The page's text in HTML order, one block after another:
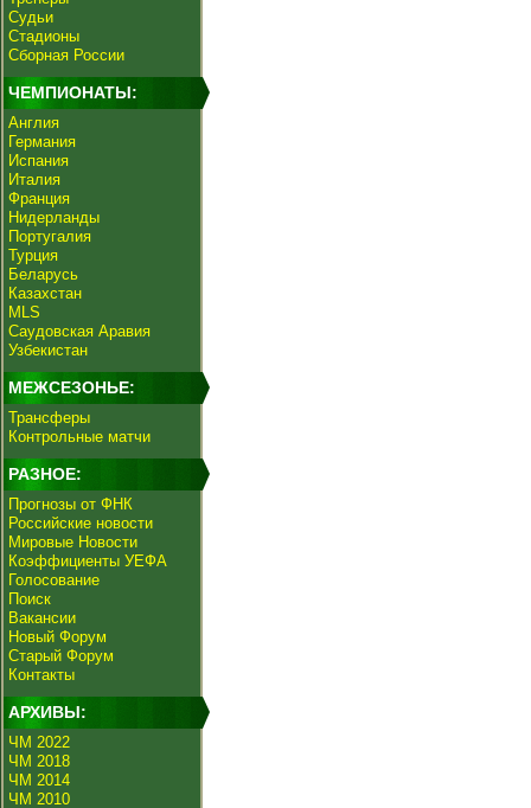
Судьи
Стадионы
Сборная России
ЧЕМПИОНАТЫ:
Англия
Германия
Испания
Италия
Франция
Нидерланды
Португалия
Турция
Беларусь
Казахстан
MLS
Саудовская Аравия
Узбекистан
МЕЖСЕЗОНЬЕ:
Трансферы
Контрольные матчи
РАЗНОЕ:
Прогнозы от ФНК
Российские новости
Мировые Новости
Коэффициенты УЕФА
Голосование
Поиск
Вакансии
Новый Форум
Старый Форум
Контакты
АРХИВЫ:
ЧМ 2022
ЧМ 2018
ЧМ 2014
ЧМ 2010